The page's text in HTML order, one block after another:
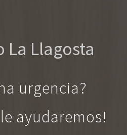
La Llagosta
urgencia?
ayudaremos!